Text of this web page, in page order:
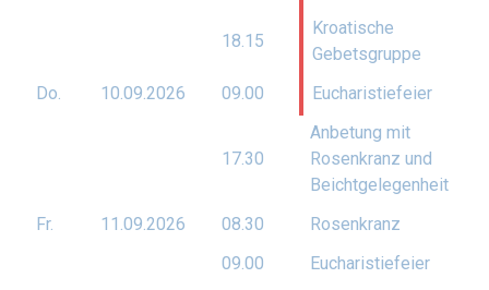
18.15
Kroatische
Gebetsgruppe
Do.
10.09.2026 09.00 Eucharistiefeier
17.30
Anbetung mit
Rosenkranz und
Beichtgelegenheit
Fr.
11.09.2026 08.30
Rosenkranz
09.00
Eucharistiefeier